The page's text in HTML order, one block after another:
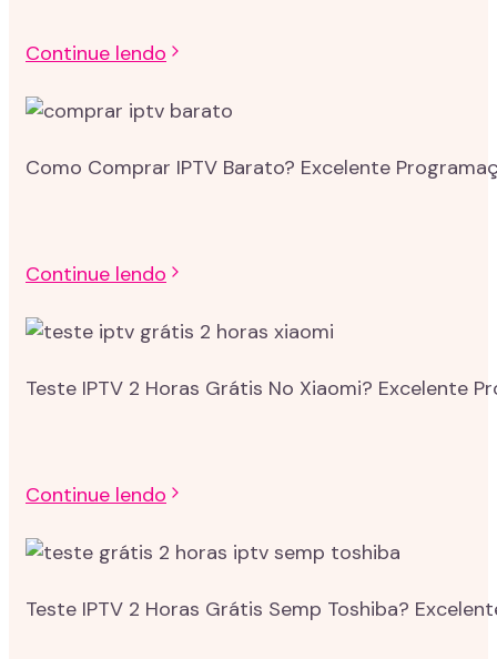
Continue lendo
Como Comprar IPTV Barato? Excelente
Continue lendo
Teste IPTV 2 Horas Grátis No Xiaomi? Excelente
Continue lendo
Teste IPTV 2 Horas Grátis Semp Toshiba?